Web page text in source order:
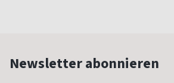
Newsletter abonnieren